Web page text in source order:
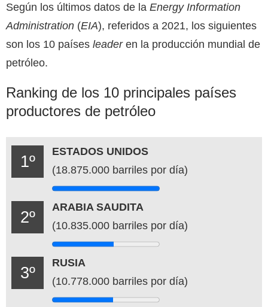
Según los últimos datos de la Energy Information
Administration (EIA), referidos a 2021, los siguientes
son los 10 países leaderen la producción mundial de
petróleo.
Ranking de los 10 principales países
productores de petróleo
1º
ESTADOS UNIDOS
(18.875.000 barriles por día)
2º
ARABIA SAUDITA
(10.835.000 barriles por día)
3º
RUSIA
(10.778.000 barriles por día)